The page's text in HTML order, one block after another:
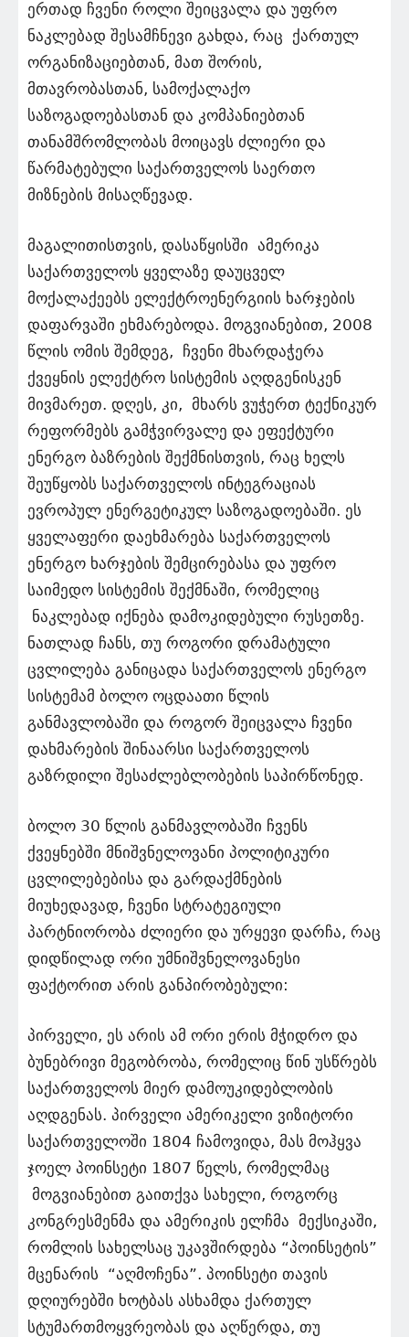
ერთად ჩვენი როლი შეიცვალა და უფრო
ნაკლებად შესამჩნევი გახდა, რაც ქართულ
ორგანიზაციებთან, მათ შორის,
მთავრობასთან, სამოქალაქო
საზოგადოებასთან და კომპანიებთან
თანამშრომლობას მოიცავს ძლიერი და
წარმატებული საქართველოს საერთო
მიზნების მისაღწევად.
მაგალითისთვის, დასაწყისში ამერიკა
საქართველოს ყველაზე დაუცველ
მოქალაქეებს ელექტროენერგიის ხარჯების
დაფარვაში ეხმარებოდა. მოგვიანებით, 2008
წლის ომის შემდეგ, ჩვენი მხარდაჭერა
ქვეყნის ელექტრო სისტემის აღდგენისკენ
მივმარეთ. დღეს, კი, მხარს ვუჭერთ ტექნიკურ
რეფორმებს გამჭვირვალე და ეფექტური
ენერგო ბაზრების შექმნისთვის, რაც ხელს
შეუწყობს საქართველოს ინტეგრაციას
ევროპულ ენერგეტიკულ საზოგადოებაში. ეს
ყველაფერი დაეხმარება საქართველოს
ენერგო ხარჯების შემცირებასა და უფრო
საიმედო სისტემის შექმნაში, რომელიც
ნაკლებად იქნება დამოკიდებული რუსეთზე.
ნათლად ჩანს, თუ როგორი დრამატული
ცვლილება განიცადა საქართველოს ენერგო
სისტემამ ბოლო ოცდაათი წლის
განმავლობაში და როგორ შეიცვალა ჩვენი
დახმარების შინაარსი საქართველოს
გაზრდილი შესაძლებლობების საპირწონედ.
ბოლო 30 წლის განმავლობაში ჩვენს
ქვეყნებში მნიშვნელოვანი პოლიტიკური
ცვლილებებისა და გარდაქმნების
მიუხედავად, ჩვენი სტრატეგიული
პარტნიორობა ძლიერი და ურყევი დარჩა, რაც
დიდწილად ორი უმნიშვნელოვანესი
ფაქტორით არის განპირობებული:
პირველი, ეს არის ამ ორი ერის მჭიდრო და
ბუნებრივი მეგობრობა, რომელიც წინ უსწრებს
საქართველოს მიერ დამოუკიდებლობის
აღდგენას. პირველი ამერიკელი ვიზიტორი
საქართველოში 1804 ჩამოვიდა, მას მოჰყვა
ჯოელ პოინსეტი 1807 წელს, რომელმაც
მოგვიანებით გაითქვა სახელი, როგორც
კონგრესმენმა და ამერიკის ელჩმა მექსიკაში,
რომლის სახელსაც უკავშირდება “პოინსეტის”
მცენარის “აღმოჩენა”. პოინსეტი თავის
დღიურებში ხოტბას ასხამდა ქართულ
სტუმართმოყვრეობას და აღწერდა, თუ